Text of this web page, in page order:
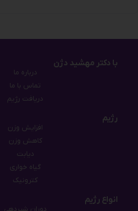
با دکتر مهشید دژن
درباره ما
تماس با ما
دریافت رژیم
رژیم
افزایش وزن
کاهش وزن
دیابت
گیاه خواری
کترونیک
انواع رژیم